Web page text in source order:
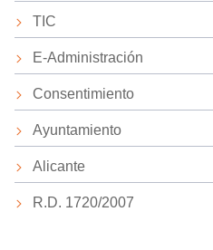
TIC
E-Administración
Consentimiento
Ayuntamiento
Alicante
R.D. 1720/2007